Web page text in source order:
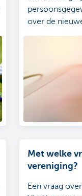
over de
je voor.
Met welke
vereniging?
Een vraag